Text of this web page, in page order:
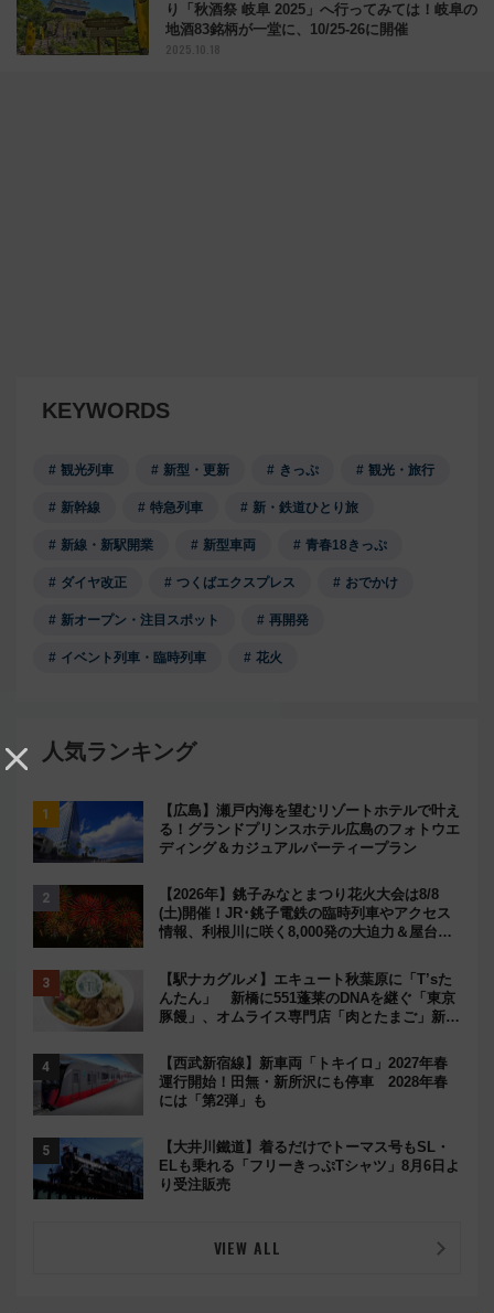
り「秋酒祭 岐阜 2025」へ行ってみては！岐阜の
地酒83銘柄が一堂に、10/25-26に開催
2025.10.18
KEYWORDS
観光列車 新型・更新 きっぷ 観光・旅行
新幹線 特急列車 新・鉄道ひとり旅
新線・新駅開業 新型車両 青春18きっぷ
ダイヤ改正 つくばエクスプレス おでかけ
新オープン・注目スポット 再開発
イベント列車・臨時列車 花火
人気ランキング
【広島】瀬戸内海を望むリゾートホテルで叶え
る！グランドプリンスホテル広島のフォトウエ
ディング＆カジュアルパーティープラン
【2026年】銚子みなとまつり花火大会は8/8
(土)開催！JR･銚子電鉄の臨時列車やアクセス
情報、利根川に咲く8,000発の大迫力＆屋台を
【駅ナカグルメ】エキュート秋葉原に「T’sた
んたん」 新橋に551蓬莱のDNAを継ぐ「東京
豚饅」、オムライス専門店「肉とたまご」新グ
【西武新宿線】新車両「トキイロ」2027年春
運行開始！田無・新所沢にも停車 2028年春
には「第2弾」も
【大井川鐵道】着るだけでトーマス号もSL・
ELも乗れる「フリーきっぷTシャツ」8月6日よ
り受注販売
VIEW ALL